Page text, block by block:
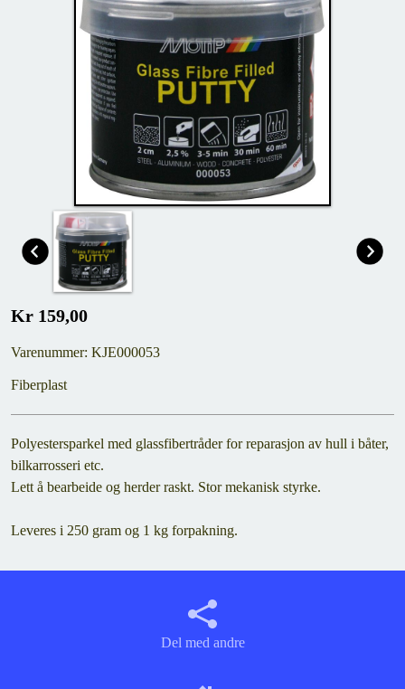
Kr 159,00
Varenummer: KJE000053
Fiberplast
Polyestersparkel med glassfibertråder for reparasjon av hull i båter,
bilkarrosseri etc.
Lett å bearbeide og herder raskt. Stor mekanisk styrke.
Leveres i 250 gram og 1 kg forpakning.
Del med andre